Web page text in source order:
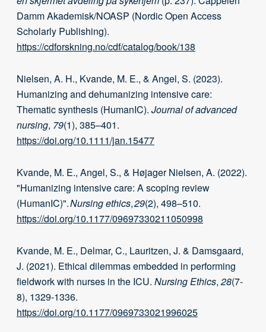
Damm Akademisk/NOASP (Nordic Open Access
Scholarly Publishing).
https://cdforskning.no/cdf/catalog/book/138
Nielsen, A. H., Kvande, M. E., & Angel, S. (2023).
Humanizing and dehumanizing intensive care:
Thematic synthesis (HumanIC). Journal of advanced
nursing, 79(1), 385–401.
https://doi.org/10.1111/jan.15477
Kvande, M. E., Angel, S., & Højager Nielsen, A. (2022).
"Humanizing intensive care: A scoping review
(HumanIC)".Nursing ethics,29(2), 498–510.
https://doi.org/10.1177/09697330211050998
Kvande, M. E., Delmar, C., Lauritzen, J. & Damsgaard,
J. (2021). Ethical dilemmas embedded in performing
fieldwork with nurses in the ICU. Nursing Ethics,28(7-
8), 1329-1336.
https://doi.org/10.1177/0969733021996025